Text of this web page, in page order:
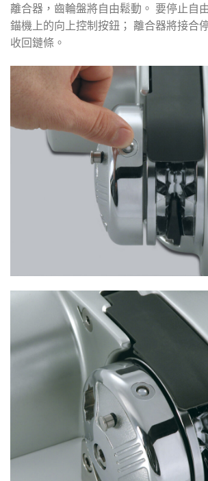
離合器，齒輪盤將自由鬆動。 要停止自
錨機上的向上控制按鈕； 離合器將接合
收回鏈條。